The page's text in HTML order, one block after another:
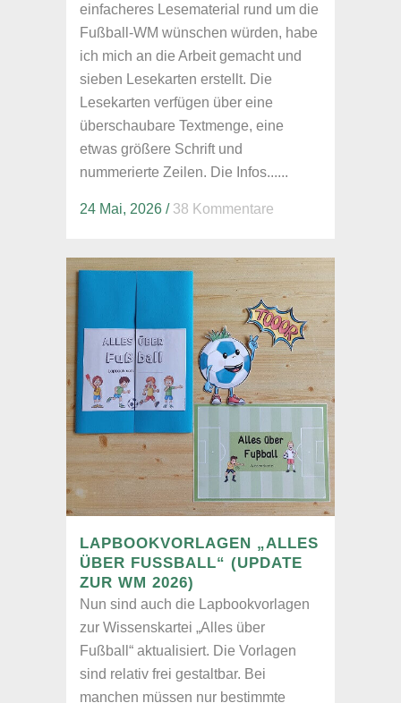
einfacheres Lesematerial rund um die
Fußball-WM wünschen würden, habe
ich mich an die Arbeit gemacht und
sieben Lesekarten erstellt. Die
Lesekarten verfügen über eine
überschaubare Textmenge, eine
etwas größere Schrift und
nummerierte Zeilen. Die Infos......
24 Mai, 2026 / 38 Kommentare
LAPBOOKVORLAGEN „ALLES
ÜBER FUSSBALL“ (UPDATE Z
UR WM 2026)
Nun sind auch die Lapbookvorlagen
zur Wissenskartei „Alles über
Fußball“ aktualisiert. Die Vorlagen
sind relativ frei gestaltbar. Bei
manchen müssen nur bestimmte